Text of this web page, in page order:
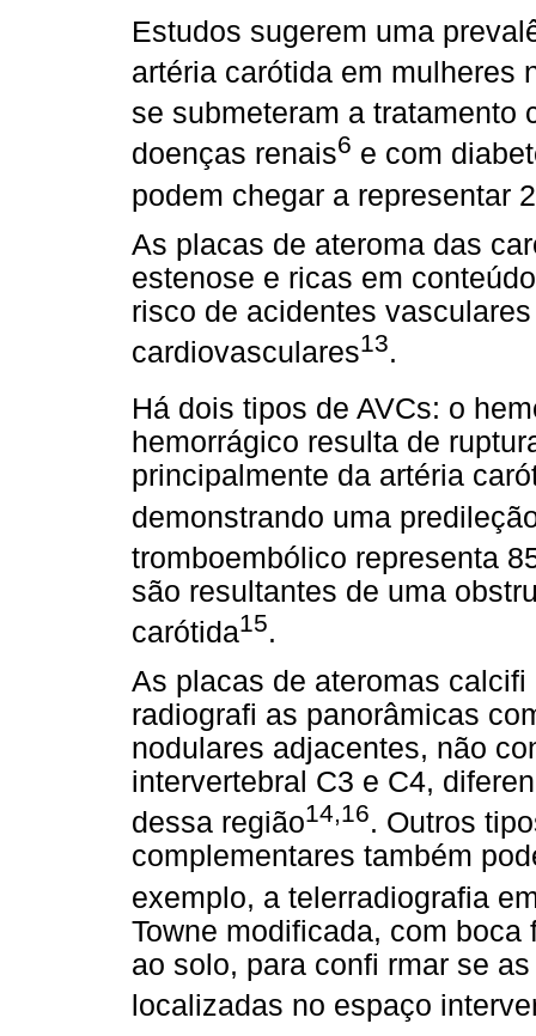
Estudos sugerem uma
artéria carótida em mulheres
se submeteram a tratamento
doenças renais6 e com
podem chegar a representar
As placas de ateroma das
estenose e ricas em
risco de acidentes
cardiovasculares13.
Há dois tipos de AVCs: o
hemorrágico resulta de
principalmente da artéria
demonstrando uma
tromboembólico representa
são resultantes de uma
carótida15.
As placas de ateromas
radiografi as panorâmicas
nodulares adjacentes, não
intervertebral C3 e C4,
dessa região14,16. Outros
complementares também
exemplo, a telerradiografia
Towne modificada, com boca
ao solo, para confi rmar se
localizadas no espaço